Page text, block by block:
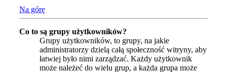
Na górę
Co to są grupy użytkowników?
Grupy użytkowników, to grupy, na jakie
administratorzy dzielą całą społeczność witryny, aby
łatwiej było nimi zarządzać. Każdy użytkownik
może należeć do wielu grup, a każda grupa może